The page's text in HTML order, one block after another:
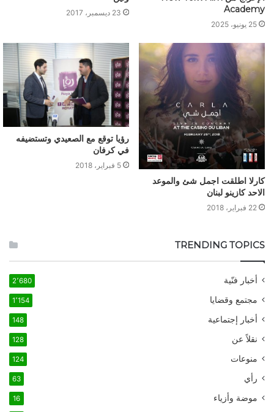
Academy
25 يونيو، 2025
23 ديسمبر، 2017
كارلا اطلقت اجمل شئ والموعد
الاحد كازينو لبنان
22 فبراير، 2018
رؤيا توقع مع الصعيدي وتستضيفه
في كرفان
5 فبراير، 2018
TRENDING TOPICS
أخبار فنّية 2٬680
مجتمع وقضايا 1٬154
أخبار إجتماعية 148
نقلاً عن 128
منوعات 124
رأي 63
موضة وأزياء 16